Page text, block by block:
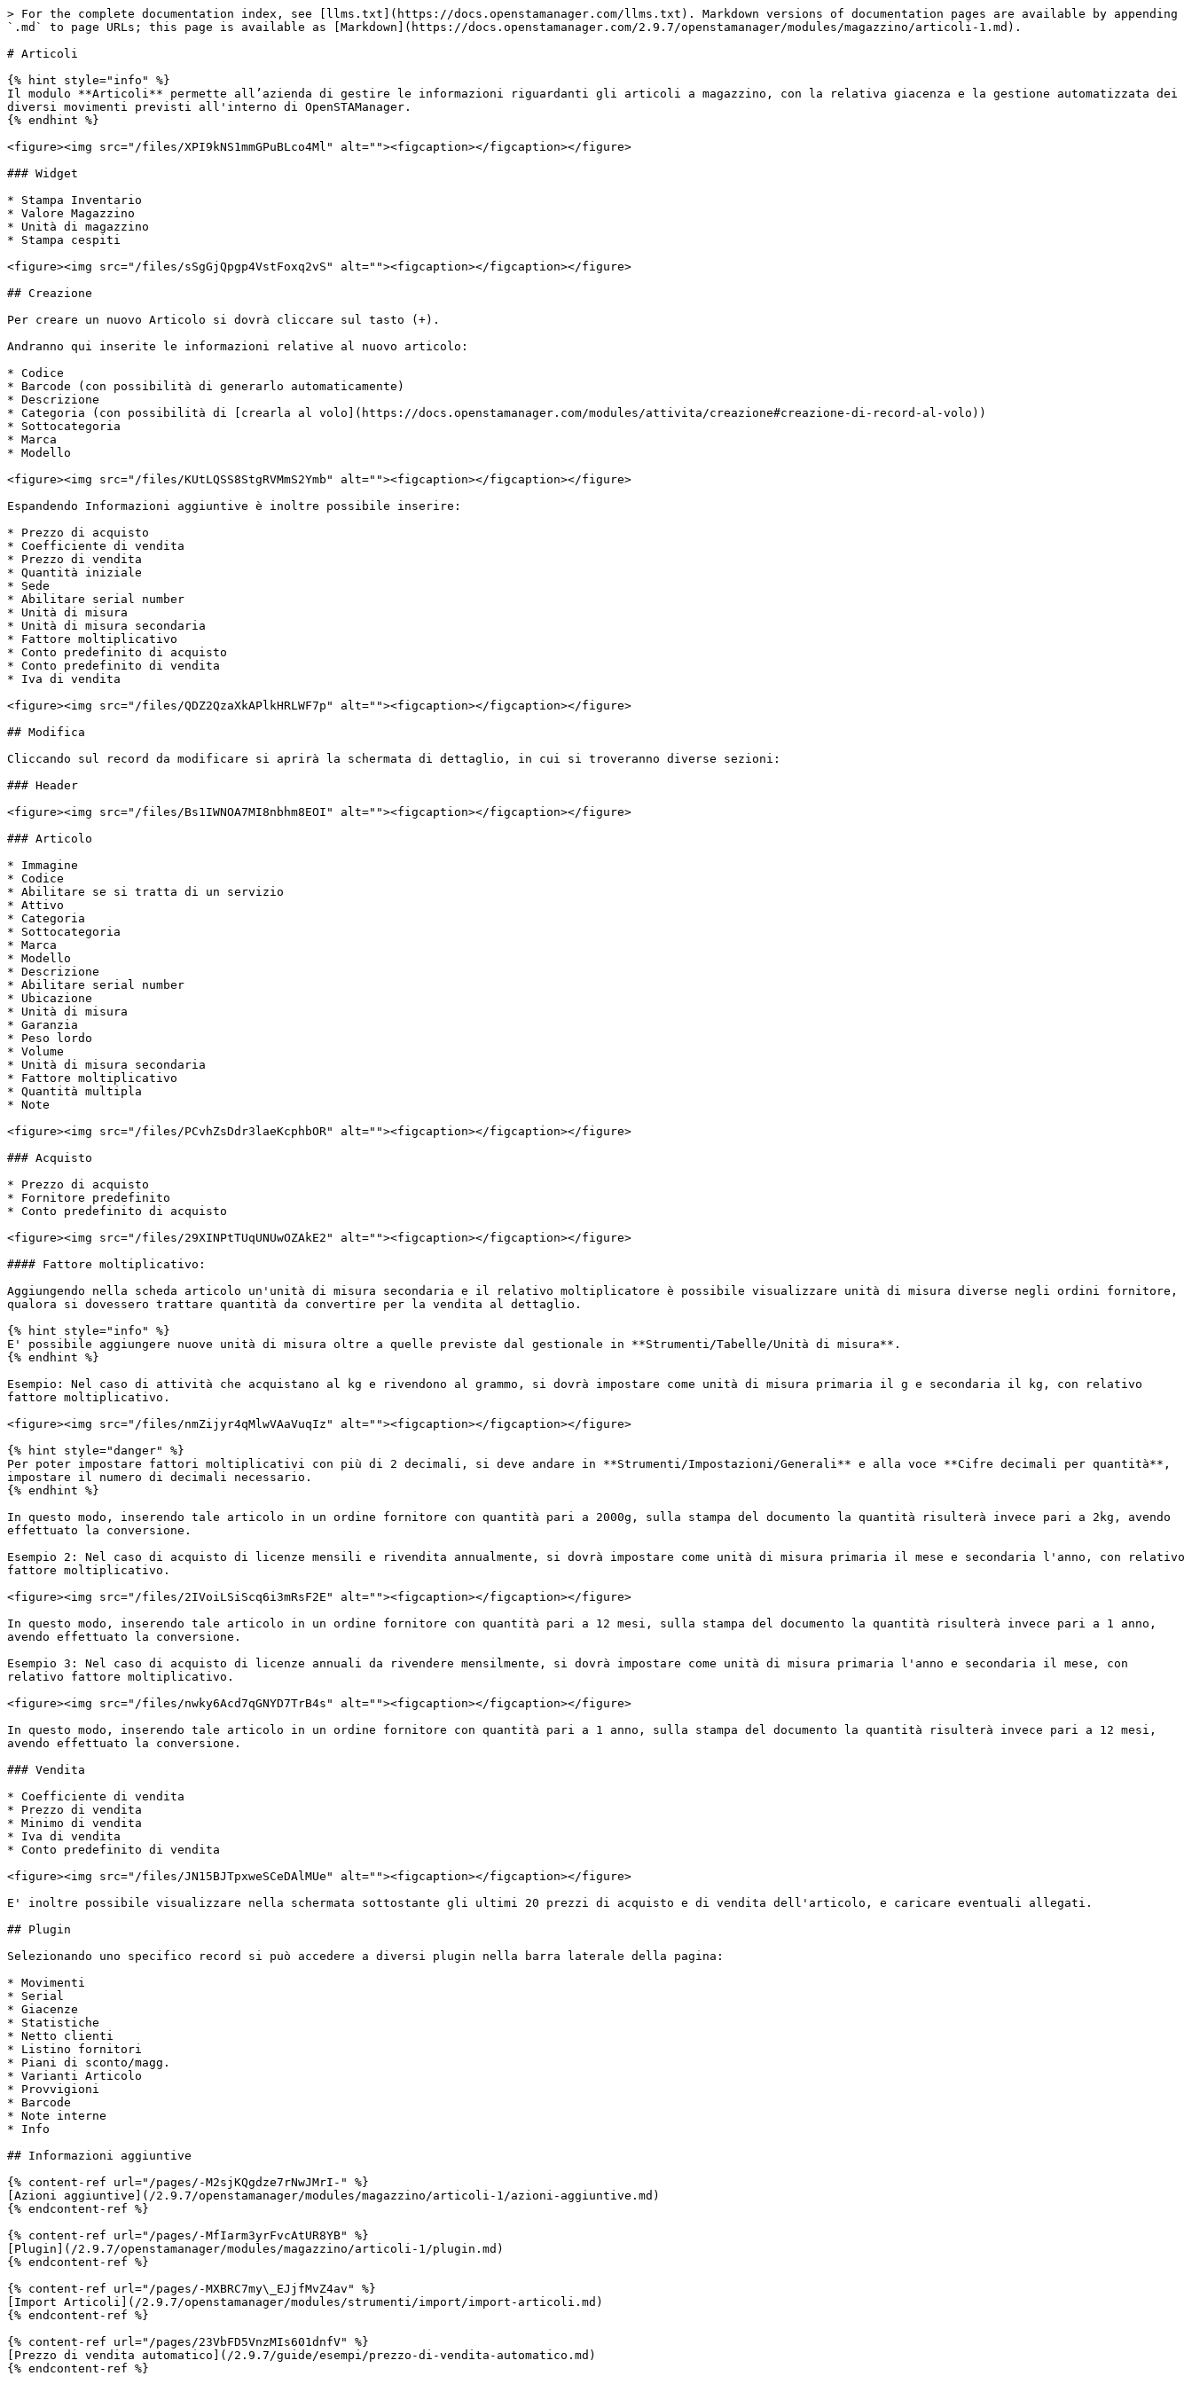
> For the complete documentation index, see [llms.txt](https://docs.openstamanager.com/llms.txt). Markdown versions of documentation pages are available by appending
`.md` to page URLs; this page is available as [Markdown](https://docs.openstamanager.com/2.9.7/openstamanager/modules/magazzino/articoli-1.md).
# Articoli
{% hint style="info" %}
Il modulo **Articoli** permette all’azienda di gestire le informazioni riguardanti gli articoli a magazzino, con la relativa giacenza e la gestione automatizzata dei
diversi movimenti previsti all'interno di OpenSTAManager.
{% endhint %}
<figure><img src="/files/XPI9kNS1mmGPuBLco4Ml" alt=""><figcaption></figcaption></figure>
### Widget
* Stampa Inventario
* Valore Magazzino
* Unità di magazzino
* Stampa cespiti
<figure><img src="/files/sSgGjQpgp4VstFoxq2vS" alt=""><figcaption></figcaption></figure>
## Creazione
Per creare un nuovo Articolo si dovrà cliccare sul tasto (+).
Andranno qui inserite le informazioni relative al nuovo articolo:
* Codice
* Barcode (con possibilità di generarlo automaticamente)
* Descrizione
* Categoria (con possibilità di [crearla al volo](https://docs.openstamanager.com/modules/attivita/creazione#creazione-di-record-al-volo))
* Sottocategoria
* Marca
* Modello
<figure><img src="/files/KUtLQSS8StgRVMmS2Ymb" alt=""><figcaption></figcaption></figure>
Espandendo Informazioni aggiuntive è inoltre possibile inserire:
* Prezzo di acquisto
* Coefficiente di vendita
* Prezzo di vendita
* Quantità iniziale
* Sede
* Abilitare serial number
* Unità di misura
* Unità di misura secondaria
* Fattore moltiplicativo
* Conto predefinito di acquisto
* Conto predefinito di vendita
* Iva di vendita
<figure><img src="/files/QDZ2QzaXkAPlkHRLWF7p" alt=""><figcaption></figcaption></figure>
## Modifica
Cliccando sul record da modificare si aprirà la schermata di dettaglio, in cui si troveranno diverse sezioni:
### Header
<figure><img src="/files/Bs1IWNOA7MI8nbhm8EOI" alt=""><figcaption></figcaption></figure>
### Articolo
* Immagine
* Codice
* Abilitare se si tratta di un servizio
* Attivo
* Categoria
* Sottocategoria
* Marca
* Modello
* Descrizione
* Abilitare serial number
* Ubicazione
* Unità di misura
* Garanzia
* Peso lordo
* Volume
* Unità di misura secondaria
* Fattore moltiplicativo
* Quantità multipla
* Note
<figure><img src="/files/PCvhZsDdr3laeKcphbOR" alt=""><figcaption></figcaption></figure>
### Acquisto
* Prezzo di acquisto
* Fornitore predefinito
* Conto predefinito di acquisto
<figure><img src="/files/29XINPtTUqUNUwOZAkE2" alt=""><figcaption></figcaption></figure>
#### Fattore moltiplicativo:
Aggiungendo nella scheda articolo un'unità di misura secondaria e il relativo moltiplicatore è possibile visualizzare unità di misura diverse negli ordini fornitore,
qualora si dovessero trattare quantità da convertire per la vendita al dettaglio.
{% hint style="info" %}
E' possibile aggiungere nuove unità di misura oltre a quelle previste dal gestionale in **Strumenti/Tabelle/Unità di misura**.
{% endhint %}
Esempio: Nel caso di attività che acquistano al kg e rivendono al grammo, si dovrà impostare come unità di misura primaria il g e secondaria il kg, con relativo
fattore moltiplicativo.
<figure><img src="/files/nmZijyr4qMlwVAaVuqIz" alt=""><figcaption></figcaption></figure>
{% hint style="danger" %}
Per poter impostare fattori moltiplicativi con più di 2 decimali, si deve andare in **Strumenti/Impostazioni/Generali** e alla voce **Cifre decimali per quantità**,
impostare il numero di decimali necessario.
{% endhint %}
In questo modo, inserendo tale articolo in un ordine fornitore con quantità pari a 2000g, sulla stampa del documento la quantità risulterà invece pari a 2kg, avendo
effettuato la conversione.
Esempio 2: Nel caso di acquisto di licenze mensili e rivendita annualmente, si dovrà impostare come unità di misura primaria il mese e secondaria l'anno, con relativo
fattore moltiplicativo.
<figure><img src="/files/2IVoiLSiScq6i3mRsF2E" alt=""><figcaption></figcaption></figure>
In questo modo, inserendo tale articolo in un ordine fornitore con quantità pari a 12 mesi, sulla stampa del documento la quantità risulterà invece pari a 1 anno,
avendo effettuato la conversione.
Esempio 3: Nel caso di acquisto di licenze annuali da rivendere mensilmente, si dovrà impostare come unità di misura primaria l'anno e secondaria il mese, con
relativo fattore moltiplicativo.
<figure><img src="/files/nwky6Acd7qGNYD7TrB4s" alt=""><figcaption></figcaption></figure>
In questo modo, inserendo tale articolo in un ordine fornitore con quantità pari a 1 anno, sulla stampa del documento la quantità risulterà invece pari a 12 mesi,
avendo effettuato la conversione.
### Vendita
* Coefficiente di vendita
* Prezzo di vendita
* Minimo di vendita
* Iva di vendita
* Conto predefinito di vendita
<figure><img src="/files/JN15BJTpxweSCeDAlMUe" alt=""><figcaption></figcaption></figure>
E' inoltre possibile visualizzare nella schermata sottostante gli ultimi 20 prezzi di acquisto e di vendita dell'articolo, e caricare eventuali allegati.
## Plugin
Selezionando uno specifico record si può accedere a diversi plugin nella barra laterale della pagina:
* Movimenti
* Serial
* Giacenze
* Statistiche
* Netto clienti
* Listino fornitori
* Piani di sconto/magg.
* Varianti Articolo
* Provvigioni
* Barcode
* Note interne
* Info
## Informazioni aggiuntive
{% content-ref url="/pages/-M2sjKQgdze7rNwJMrI-" %}
[Azioni aggiuntive](/2.9.7/openstamanager/modules/magazzino/articoli-1/azioni-aggiuntive.md)
{% endcontent-ref %}
{% content-ref url="/pages/-MfIarm3yrFvcAtUR8YB" %}
[Plugin](/2.9.7/openstamanager/modules/magazzino/articoli-1/plugin.md)
{% endcontent-ref %}
{% content-ref url="/pages/-MXBRC7my\_EJjfMvZ4av" %}
[Import Articoli](/2.9.7/openstamanager/modules/strumenti/import/import-articoli.md)
{% endcontent-ref %}
{% content-ref url="/pages/23VbFD5VnzMIs601dnfV" %}
[Prezzo di vendita automatico](/2.9.7/guide/esempi/prezzo-di-vendita-automatico.md)
{% endcontent-ref %}